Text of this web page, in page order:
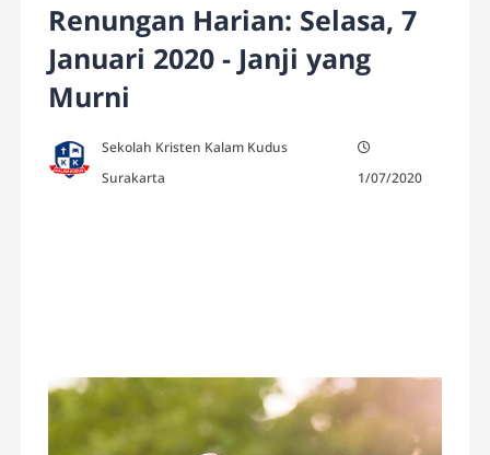
Renungan Harian: Selasa, 7
Januari 2020 - Janji yang
Murni
Sekolah Kristen Kalam Kudus
Surakarta
1/07/2020